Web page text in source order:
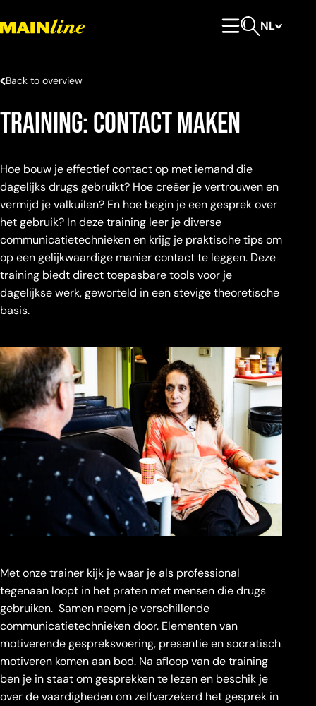
NL
Back to overview
Training: contact maken
Hoe bouw je effectief contact op met iemand die
dagelijks drugs gebruikt? Hoe creëer je vertrouwen en
vermijd je valkuilen? En hoe begin je een gesprek over
het gebruik? In deze training leer je diverse
communicatietechnieken en krijg je praktische tips om
op een gelijkwaardige manier contact te leggen. Deze
training biedt direct toepasbare tools voor je
dagelijkse werk, geworteld in een stevige theoretische
basis.
Met onze trainer kijk je waar je als professional
tegenaan loopt in het praten met mensen die drugs
gebruiken. Samen neem je verschillende
communicatietechnieken door. Elementen van
motiverende gespreksvoering, presentie en socratisch
motiveren komen aan bod. Na afloop van de training
ben je in staat om gesprekken te lezen en beschik je
over de vaardigheden om zelfverzekerd het gesprek in